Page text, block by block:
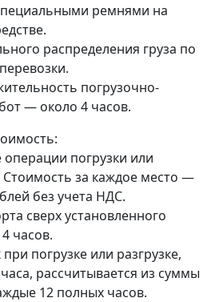
ремнями на
распределения груза по
погрузочно-
— около 4 часов.
погрузки или
Стоимость за каждое место —
без учета НДС.
сверх установленного
часов.
погрузке или разгрузке,
рассчитывается из суммы
12 полных часов.